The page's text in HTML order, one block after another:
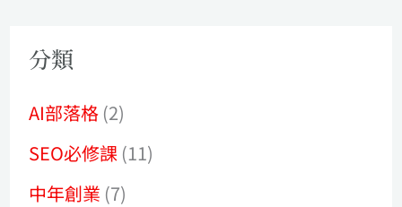
分類
AI部落格 (2)
SEO必修課 (11)
中年創業 (7)